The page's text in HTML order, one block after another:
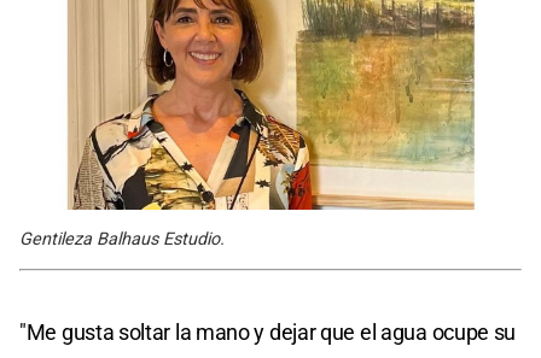
Gentileza Balhaus Estudio.
"Me gusta soltar la mano y dejar que el agua ocupe su